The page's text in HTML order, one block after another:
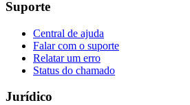
Suporte
Central de ajuda
Falar com o suporte
Relatar um erro
Status do chamado
Jurídico